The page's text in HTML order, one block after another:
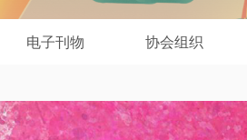
电子刊物 协会组织